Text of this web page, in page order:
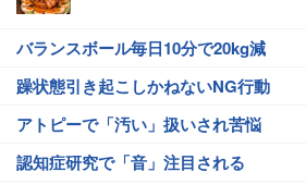
バランスボール毎日10分で20kg減
躁状態引き起こしかねないNG行動
アトピーで「汚い」扱いされ苦悩
認知症研究で「音」注目される